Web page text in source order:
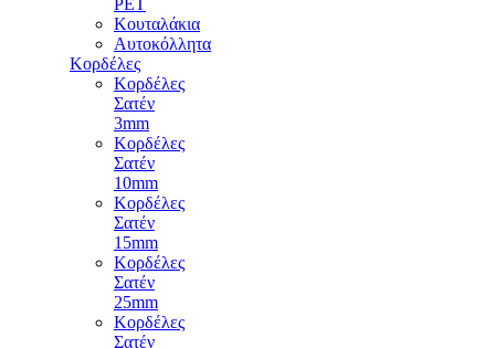
PET
Κουταλάκια
Αυτοκόλλητα
Κορδέλες
Κορδέλες
Σατέν
3mm
Κορδέλες
Σατέν
10mm
Κορδέλες
Σατέν
15mm
Κορδέλες
Σατέν
25mm
Κορδέλες
Σατέν